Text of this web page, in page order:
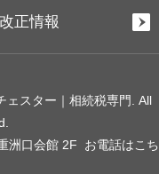
正情報
スター｜相続税専門. All
洲口会館 2F お電話はこち